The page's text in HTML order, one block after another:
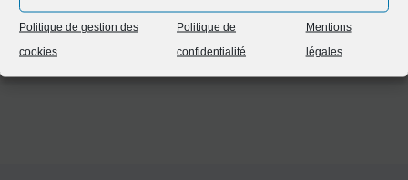
Politique de gestion des
cookies
Politique de
confidentialité
Mentions
légales
Contactez-nous